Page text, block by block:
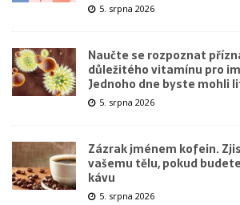
5. srpna 2026
Naučte se rozpoznat
důležitého vitamínu pro
Jednoho dne byste mohli
5. srpna 2026
Zázrak jménem kofein.
vašemu tělu, pokud
kávu
5. srpna 2026